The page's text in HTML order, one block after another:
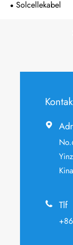
Solcellekabel

Kina
 Tlf